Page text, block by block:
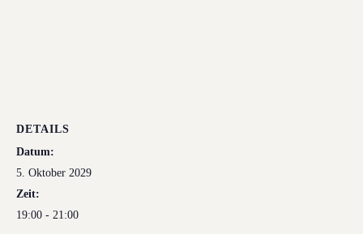
DETAILS
Datum:
5. Oktober 2029
Zeit:
19:00 - 21:00